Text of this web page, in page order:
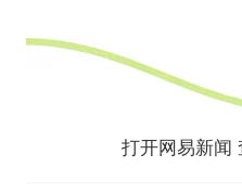
打开网易新闻